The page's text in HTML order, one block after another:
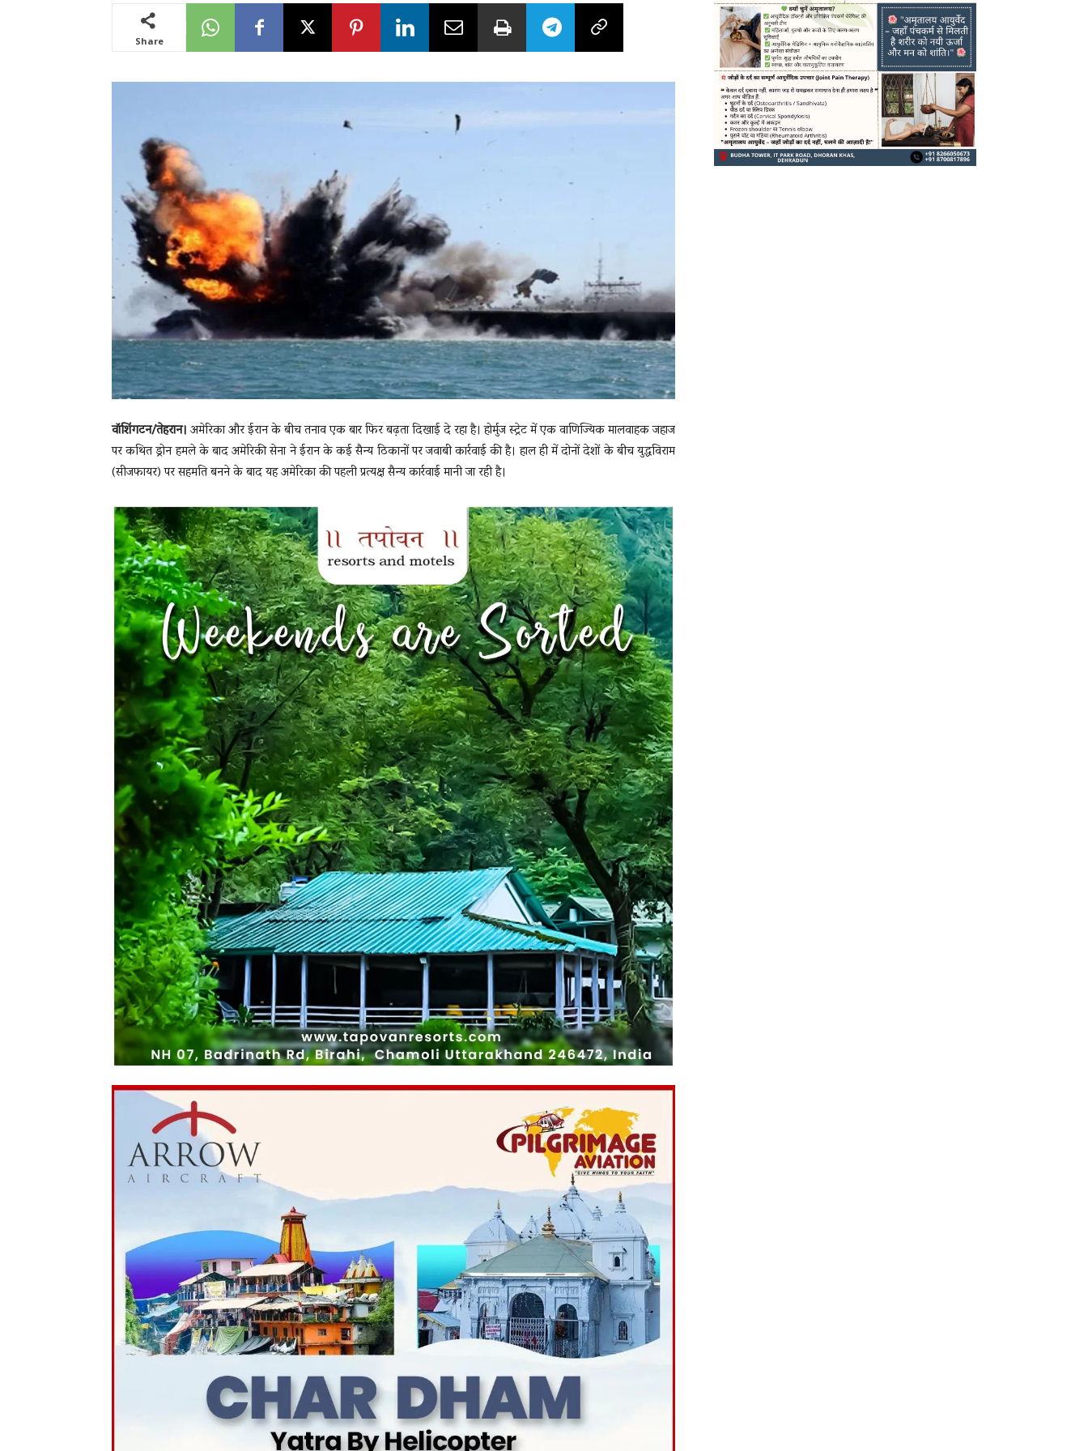
News
Share
वॉशिंगटन/तेहरान।अमेरिका और ईरान के बीच तनाव एक बार फिर बढ़ता दिखाई दे रहा है। होर्मुज स्ट्रेट में एक वाणिज्यिक मालवाहक जहाज
पर कथित ड्रोन हमले के बाद अमेरिकी सेना ने ईरान के कई सैन्य ठिकानों पर जवाबी कार्रवाई की है। हाल ही में दोनों देशों के बीच युद्धविराम
(सीजफायर) पर सहमति बनने के बाद यह अमेरिका की पहली प्रत्यक्ष सैन्य कार्रवाई मानी जा रही है।